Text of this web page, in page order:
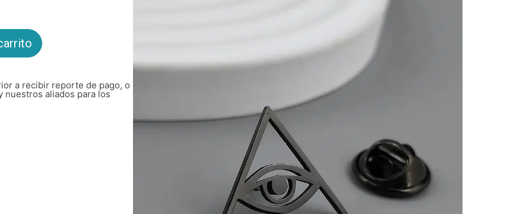
a recibir reporte de pago, o
nuestros aliados para los